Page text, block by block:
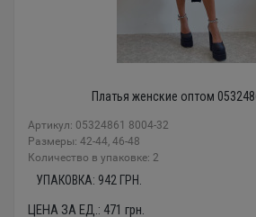
Платья женские оптом
Артикул: 05324861 8004-32
Размеры: 42-44, 46-48
Количество в упаковке: 2
УПАКОВКА: 942 ГРН.
ЦЕНА ЗА ЕД.: 471 грн.